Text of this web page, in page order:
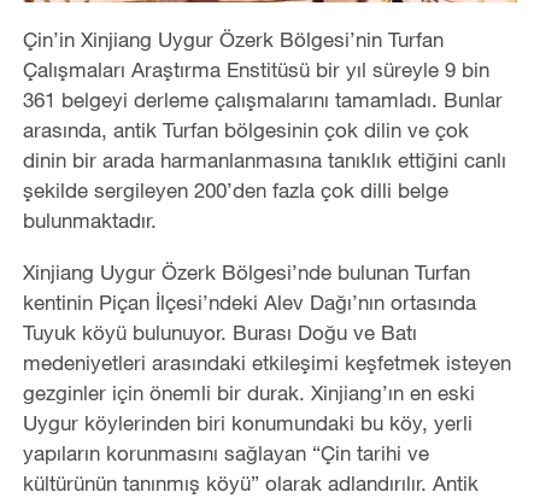
Çin’in Xinjiang Uygur Özerk Bölgesi’nin Turfan
Çalışmaları Araştırma Enstitüsü bir yıl süreyle 9 bin
361 belgeyi derleme çalışmalarını tamamladı. Bunlar
arasında, antik Turfan bölgesinin çok dilin ve çok
dinin bir arada harmanlanmasına tanıklık ettiğini canlı
şekilde sergileyen 200’den fazla çok dilli belge
bulunmaktadır.
Xinjiang Uygur Özerk Bölgesi’nde bulunan Turfan
kentinin Piçan İlçesi’ndeki Alev Dağı’nın ortasında
Tuyuk köyü bulunuyor. Burası Doğu ve Batı
medeniyetleri arasındaki etkileşimi keşfetmek isteyen
gezginler için önemli bir durak. Xinjiang’ın en eski
Uygur köylerinden biri konumundaki bu köy, yerli
yapıların korunmasını sağlayan “Çin tarihi ve
kültürünün tanınmış köyü” olarak adlandırılır. Antik